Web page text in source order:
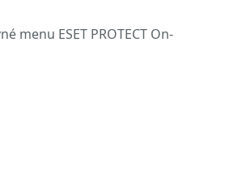
menu ESET PROTECT On-